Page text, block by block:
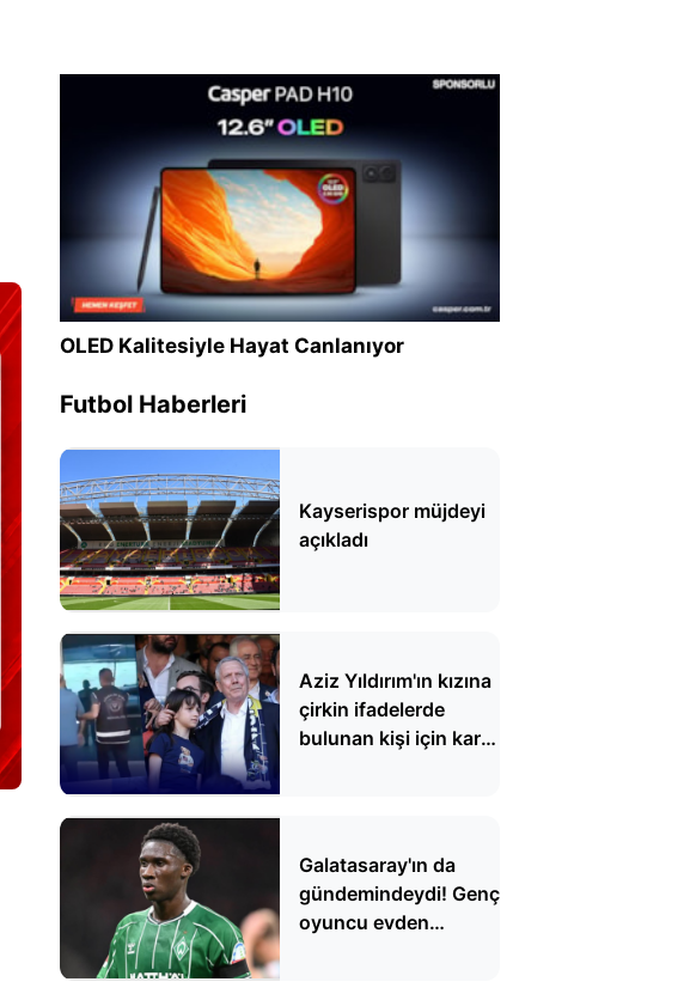
OLED Kalitesiyle Hayat Canlanıyor
Futbol Haberleri
Kayserispor müjdeyi
açıkladı
Aziz Yıldırım'ın kızına
çirkin ifadelerde
bulunan kişi için karar
Galatasaray'ın da
gündemindeydi! Genç
oyuncu evden